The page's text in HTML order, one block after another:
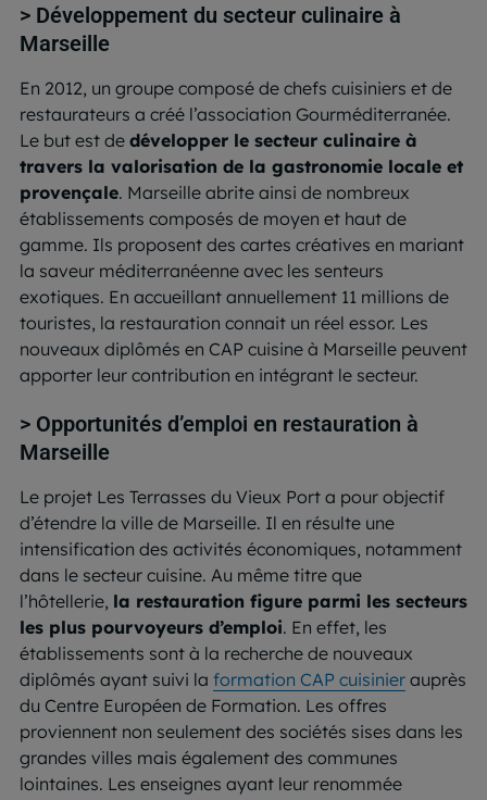
> Développement du secteur culinaire à
Marseille
En 2012, un groupe composé de chefs cuisiniers et de
restaurateurs a créé l’association Gourméditerranée.
Le but est de développer le secteur culinaire à
travers la valorisation de la gastronomie locale et
provençale. Marseille abrite ainsi de nombreux
établissements composés de moyen et haut de
gamme. Ils proposent des cartes créatives en mariant
la saveur méditerranéenne avec les senteurs
exotiques. En accueillant annuellement 11 millions de
touristes, la restauration connait un réel essor. Les
nouveaux diplômés en CAP cuisine à Marseille peuvent
apporter leur contribution en intégrant le secteur.
> Opportunités d’emploi en restauration à
Marseille
Le projet Les Terrasses du Vieux Port a pour objectif
d’étendre la ville de Marseille. Il en résulte une
intensification des activités économiques, notamment
dans le secteur cuisine. Au même titre que
l’hôtellerie, la restauration figure parmi les secteurs
les plus pourvoyeurs d’emploi. En effet, les
établissements sont à la recherche de nouveaux
diplômés ayant suivi la formation CAP cuisinier auprès
du Centre Européen de Formation. Les offres
proviennent non seulement des sociétés sises dans les
grandes villes mais également des communes
lointaines. Les enseignes ayant leur renommée